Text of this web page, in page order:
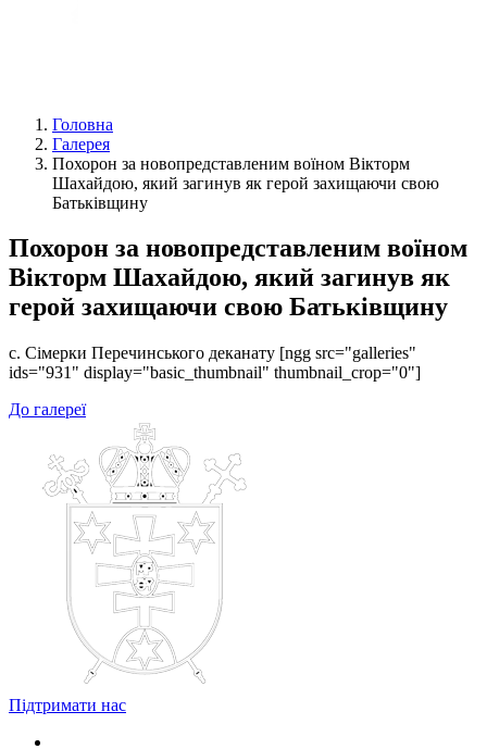
Головна
Галерея
Похорон за новопредставленим воїном Вікторм
Шахайдою, який загинув як герой захищаючи свою
Батьківщину
Похорон за новопредставленим воїном
Вікторм Шахайдою, який загинув як
герой захищаючи свою Батьківщину
с. Сімерки Перечинського деканату [ngg src="galleries"
ids="931" display="basic_thumbnail" thumbnail_crop="0"]
До галереї
Підтримати нас